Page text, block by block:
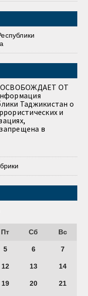
ОТ
Таджикистан о
и
в
Пт Сб Вс
5 6 7
12 13 14
19 20 21